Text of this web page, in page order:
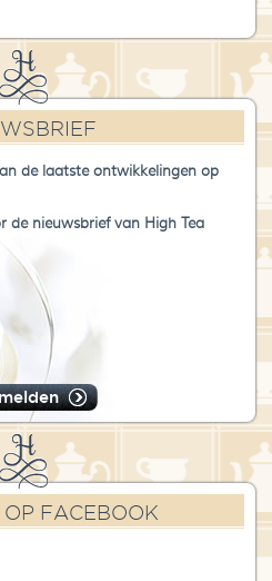
de laatste ontwikkelingen op
nieuwsbrief van High Tea
FACEBOOK